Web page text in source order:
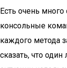
Есть очень
консольные
каждого метода
сказать, что